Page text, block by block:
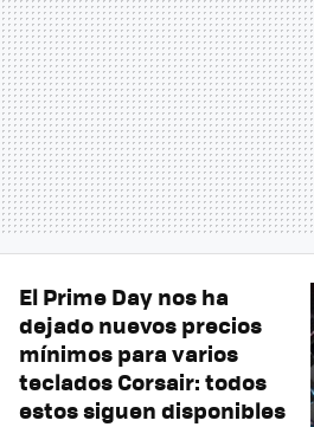
El Prime Day nos ha
dejado nuevos precios
mínimos para varios
teclados Corsair: todos
estos siguen disponibles